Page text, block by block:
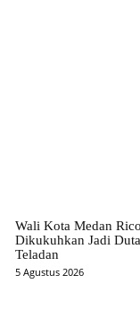
Wali Kota Medan
Dikukuhkan Jadi
Teladan
5 Agustus 2026